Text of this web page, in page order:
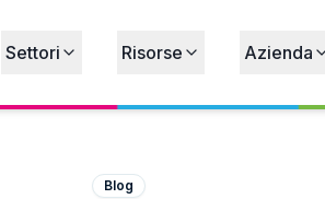
Settori Risorse Azienda
Blog